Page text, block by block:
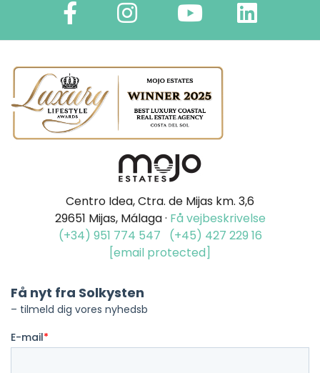
Centro Idea, Ctra. de Mijas km. 3,6
29651 Mijas, Málaga · Få vejbeskrivelse
(+34) 951 774 547
(+45) 427 229 16
[email protected]